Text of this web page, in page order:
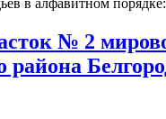
№ 2
района